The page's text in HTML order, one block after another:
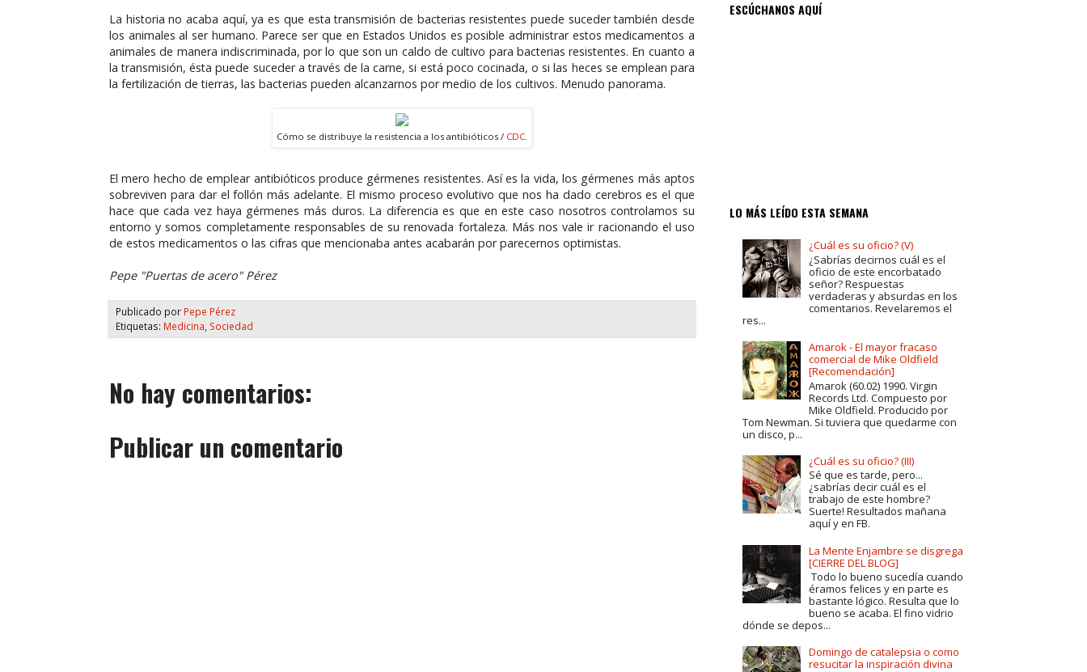
La historia no acaba aquí, ya es que esta transmisión de bacterias resistentes puede suceder también desde
los animales al ser humano. Parece ser que en Estados Unidos es posible administrar estos medicamentos a
animales de manera indiscriminada, por lo que son un caldo de cultivo para bacterias resistentes. En cuanto a
la transmisión, ésta puede suceder a través de la carne, si está poco cocinada, o si las heces se emplean para
la fertilización de tierras, las bacterias pueden alcanzarnos por medio de los cultivos. Menudo panorama.
Cómo se distribuye la resistencia a los antibióticos / CDC.
El mero hecho de emplear antibióticos produce gérmenes resistentes. Así es la vida, los gérmenes más aptos
sobreviven para dar el follón más adelante. El mismo proceso evolutivo que nos ha dado cerebros es el que
hace que cada vez haya gérmenes más duros. La diferencia es que en este caso nosotros controlamos su
entorno y somos completamente responsables de su renovada fortaleza. Más nos vale ir racionando el uso
de estos medicamentos o las cifras que mencionaba antes acabarán por parecernos optimistas.
Pepe "Puertas de acero" Pérez
Publicado por Pepe Pérez
Etiquetas: Medicina Sociedad
No hay comentarios:
Publicar un comentario
ESCÚCHANOS AQUÍ
LO MÁS LEÍDO ESTA SEMANA
¿Cuál es su oficio? (V)
¿Sabrías decirnos cuál es el
oficio de este encorbatado
señor? Respuestas
verdaderas y absurdas en los
comentarios. Revelaremos el
res...
Amarok - El mayor fracaso
comercial de Mike Oldfield
[Recomendación]
Amarok (60.02) 1990. Virgin
Records Ltd. Compuesto por
Mike Oldfield. Producido por
Tom Newman. Si tuviera que quedarme con
un disco, p...
¿Cuál es su oficio? (III)
Sé que es tarde, pero...
¿sabrías decir cuál es el
trabajo de este hombre?
Suerte! Resultados mañana
aquí y en FB.
La Mente Enjambre se disgrega
[CIERRE DEL BLOG]
Todo lo bueno sucedía cuando
éramos felices y en parte es
bastante lógico. Resulta que lo
bueno se acaba. El fino vidrio
dónde se depos...
Domingo de catalepsia o como
resucitar la inspiración divina